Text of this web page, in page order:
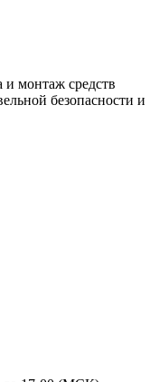
и монтаж средств
безопасности и